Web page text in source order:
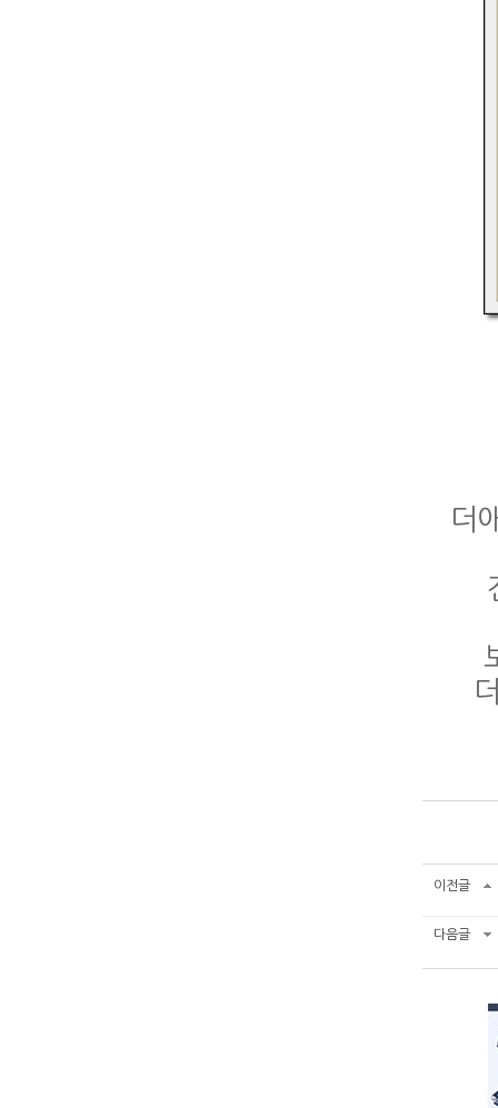
더
이전글
다음글